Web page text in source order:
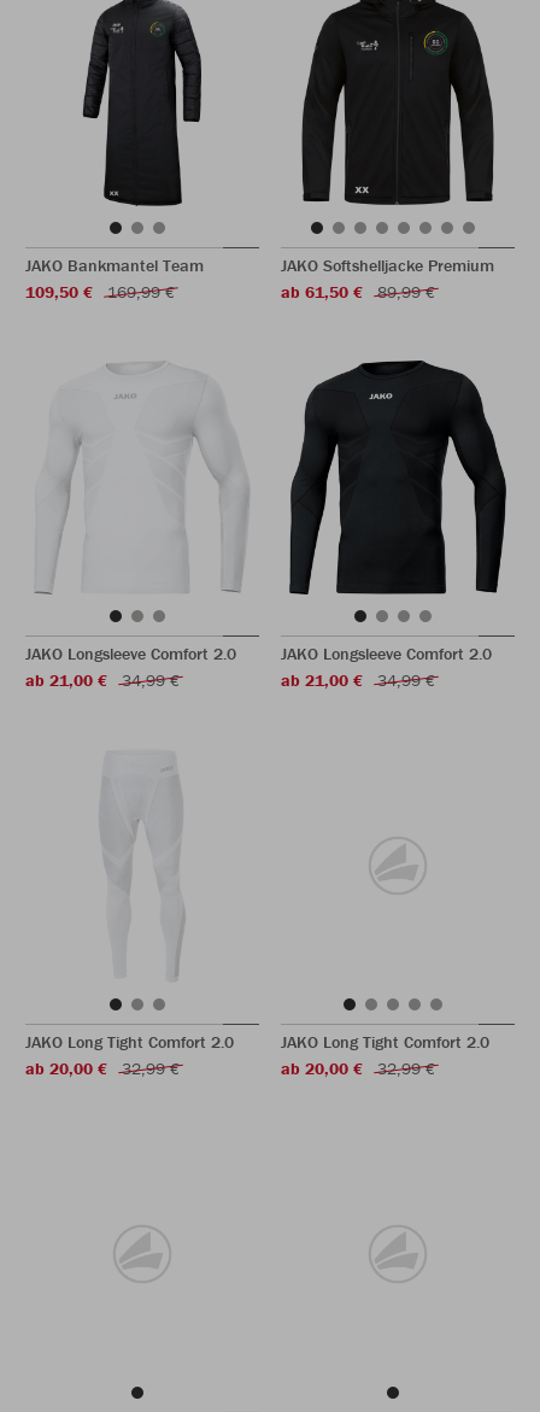
JAKO Bankmantel Team
109,50 €
169,99 €
JAKO Softshelljacke Premium
ab 61,50 €
89,99 €
JAKO Longsleeve Comfort 2.0
ab 21,00 €
34,99 €
JAKO Longsleeve Comfort 2.0
ab 21,00 €
34,99 €
JAKO Long Tight Comfort 2.0
ab 20,00 €
32,99 €
JAKO Long Tight Comfort 2.0
ab 20,00 €
32,99 €